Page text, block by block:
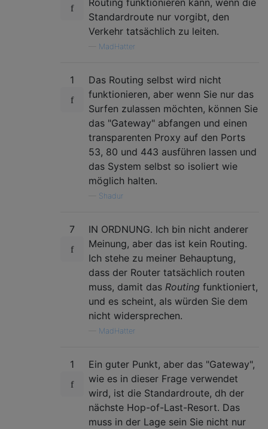
Standardroute nur vorgibt, den
Verkehr tatsächlich zu leiten.
MadHatter
1
Das Routing selbst wird nicht
funktionieren, aber wenn Sie nur das
Surfen zulassen möchten, können Sie
das "Gateway" abfangen und einen
transparenten Proxy auf den Ports
53, 80 und 443 ausführen lassen und
das System selbst so isoliert wie
möglich halten.
Shadur
7
IN ORDNUNG. Ich bin nicht anderer
Meinung, aber das ist kein Routing.
Ich stehe zu meiner Behauptung,
dass der Router tatsächlich routen
muss, damit das Routing funktioniert,
und es scheint, als würden Sie dem
nicht widersprechen.
MadHatter
1
Ein guter Punkt, aber das "Gateway",
wie es in dieser Frage verwendet
wird, ist die Standardroute, dh der
nächste Hop-of-Last-Resort. Das
muss in der Lage sein Sie nicht nur